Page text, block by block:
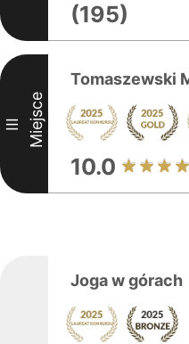
(195)
III Miejsce
Tomaszewski
10.0
Joga w górach